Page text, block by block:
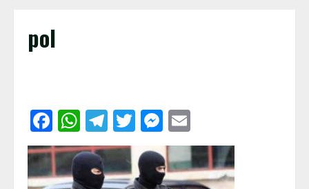
pol
Facebook
WhatsApp
Telegram
TwitterMessenger